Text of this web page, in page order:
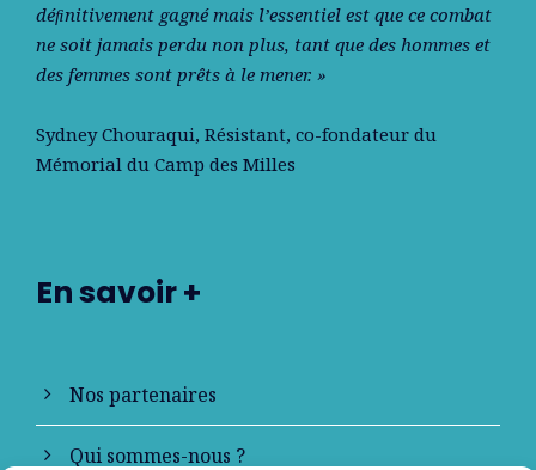
déﬁnitivement gagné mais l’essentiel est que ce combat
ne soit jamais perdu non plus, tant que des hommes et
des femmes sont prêts à le mener. »
Sydney Chouraqui, Résistant, co-fondateur du
Mémorial du Camp des Milles
En savoir +
Nos partenaires
Qui sommes-nous ?